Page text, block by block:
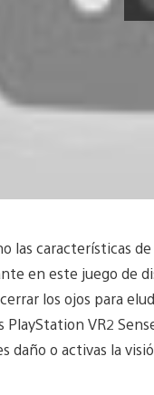
las características
en este juego de
los ojos para
VR2
daño o activas la